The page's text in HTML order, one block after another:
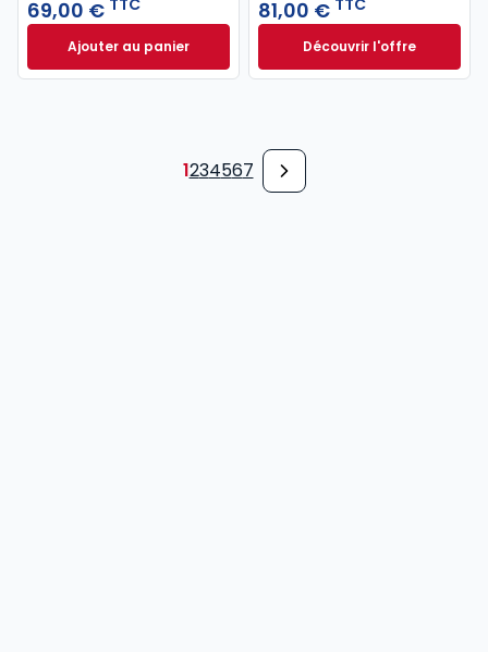
69,00 € TTC
Ajouter au panierCode de commerce 2027, annoté à 69,00 € TTC
81,00 € TTC
Découvrir l'offreDroit patrimonial
Dès
1234567